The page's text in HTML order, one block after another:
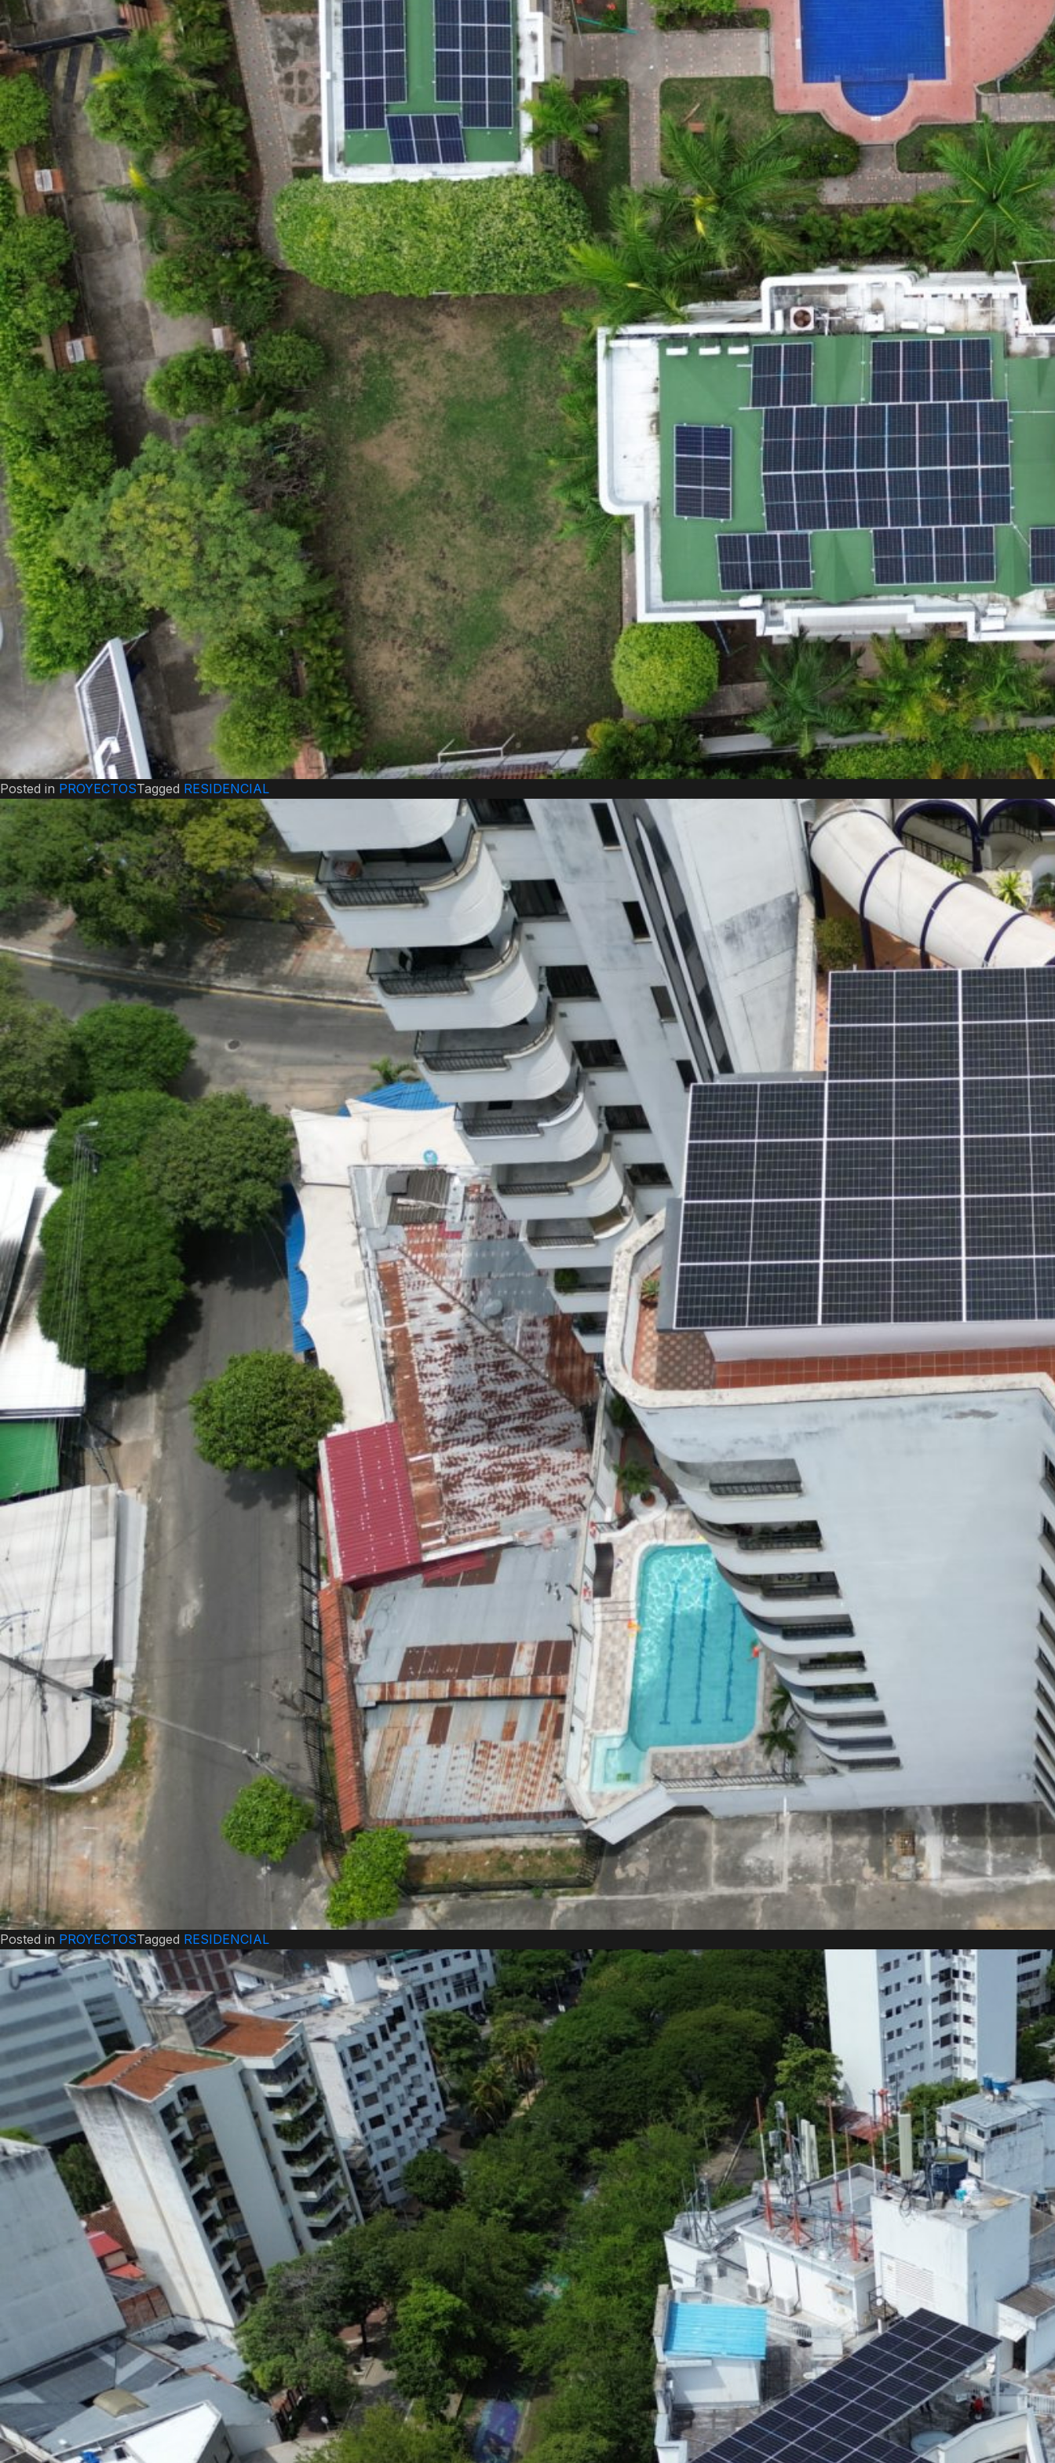
Posted in PROYECTOSTagged RESIDENCIAL
Posted in PROYECTOSTagged RESIDENCIAL